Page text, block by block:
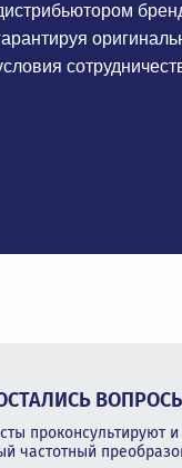
проконсультируют
частотный